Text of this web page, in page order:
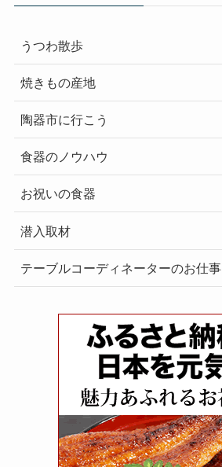
うつわ散歩
焼きもの産地
陶器市に行こう
食器のノウハウ
お祝いの食器
潜入取材
テーブルコーディネーターのお仕事